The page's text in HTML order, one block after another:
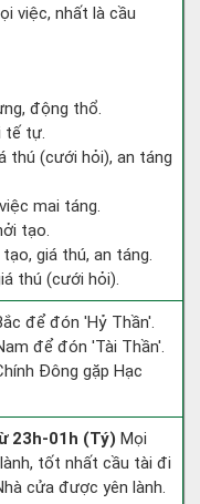
việc, nhất là cầu
động thổ.
tế tự.
thú (cưới hỏi), an táng
mai táng.
tạo.
giá thú, an táng.
thú (cưới hỏi).
để đón 'Hỷ Thần'.
để đón 'Tài Thần'.
Đông gặp Hạc
23h-01h (Tý) Mọi
tốt nhất cầu tài đi
cửa được yên lành.